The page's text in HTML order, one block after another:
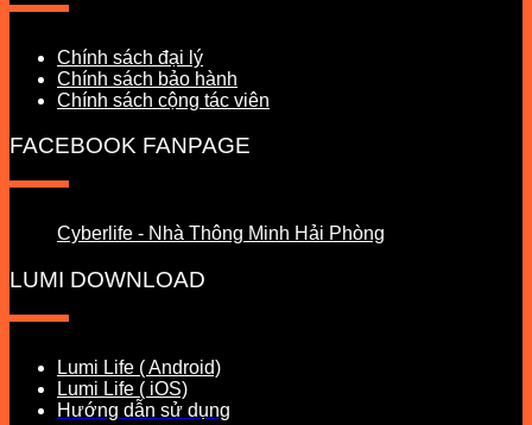
Chính sách đại lý
Chính sách bảo hành
Chính sách cộng tác viên
FACEBOOK FANPAGE
Cyberlife - Nhà Thông Minh Hải Phòng
LUMI DOWNLOAD
Lumi Life ( Android)
Lumi Life ( iOS)
Hướng dẫn sử dụng